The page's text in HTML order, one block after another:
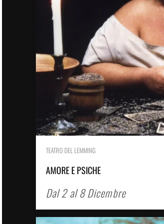
TEATRO DEL LEMMING
AMORE E PSICHE
Dal 2 al 8 Dicembre